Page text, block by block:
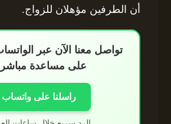
أن الطرفين مؤهلان للزواج.
تواصل معنا الآن عبر
على مساعدة
راسلنا على واتساب